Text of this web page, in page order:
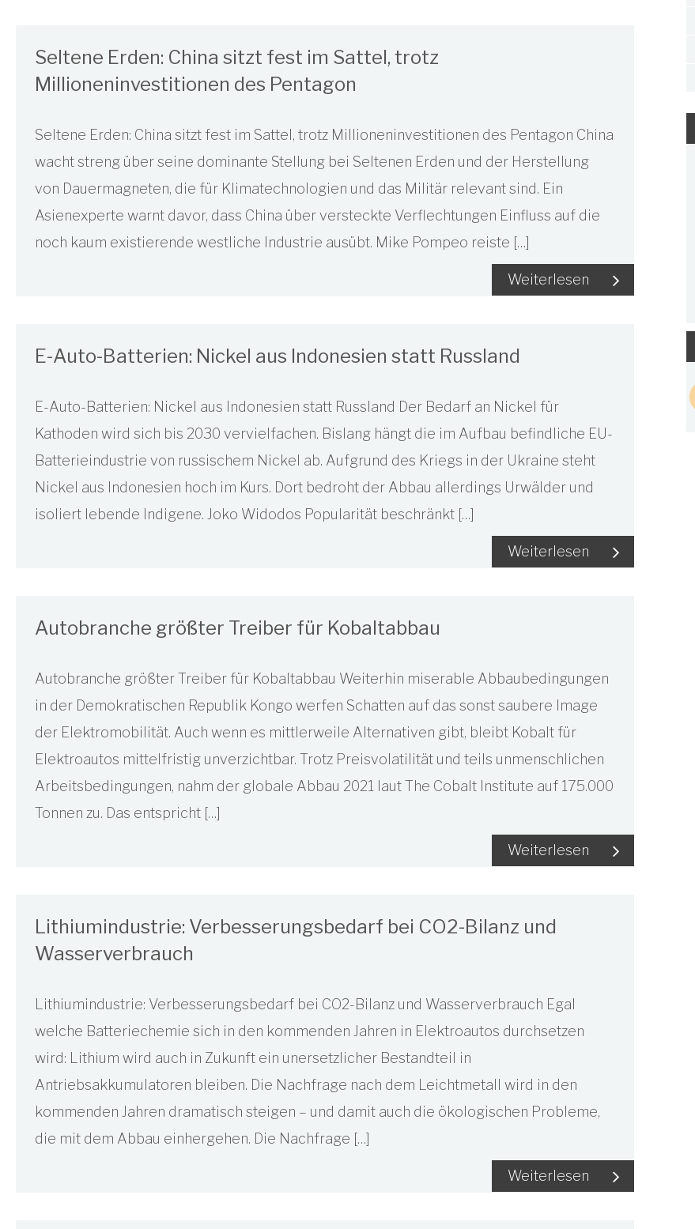
Seltene Erden: China sitzt fest im Sattel, trotz
Millioneninvestitionen des Pentagon
Seltene Erden: China sitzt fest im Sattel, trotz Millioneninvestitionen des Pentagon China
wacht streng über seine dominante Stellung bei Seltenen Erden und der Herstellung
von Dauermagneten, die für Klimatechnologien und das Militär relevant sind. Ein
Asienexperte warnt davor, dass China über versteckte Verflechtungen Einfluss auf die
noch kaum existierende westliche Industrie ausübt. Mike Pompeo reiste […]
Weiterlesen
E-Auto-Batterien: Nickel aus Indonesien statt Russland
E-Auto-Batterien: Nickel aus Indonesien statt Russland Der Bedarf an Nickel für
Kathoden wird sich bis 2030 vervielfachen. Bislang hängt die im Aufbau befindliche EU-
Batterieindustrie von russischem Nickel ab. Aufgrund des Kriegs in der Ukraine steht
Nickel aus Indonesien hoch im Kurs. Dort bedroht der Abbau allerdings Urwälder und
isoliert lebende Indigene. Joko Widodos Popularität beschränkt […]
Weiterlesen
Autobranche größter Treiber für Kobaltabbau
Autobranche größter Treiber für Kobaltabbau Weiterhin miserable Abbaubedingungen
in der Demokratischen Republik Kongo werfen Schatten auf das sonst saubere Image
der Elektromobilität. Auch wenn es mittlerweile Alternativen gibt, bleibt Kobalt für
Elektroautos mittelfristig unverzichtbar. Trotz Preisvolatilität und teils unmenschlichen
Arbeitsbedingungen, nahm der globale Abbau 2021 laut The Cobalt Institute auf 175.000
Tonnen zu. Das entspricht […]
Weiterlesen
Lithiumindustrie: Verbesserungsbedarf bei CO2-Bilanz und
Wasserverbrauch
Lithiumindustrie: Verbesserungsbedarf bei CO2-Bilanz und Wasserverbrauch Egal
welche Batteriechemie sich in den kommenden Jahren in Elektroautos durchsetzen
wird: Lithium wird auch in Zukunft ein unersetzlicher Bestandteil in
Antriebsakkumulatoren bleiben. Die Nachfrage nach dem Leichtmetall wird in den
kommenden Jahren dramatisch steigen – und damit auch die ökologischen Probleme,
die mit dem Abbau einhergehen. Die Nachfrage […]
Weiterlesen